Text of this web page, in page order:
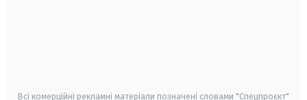
Всі комерційні рекламні матеріали позначені словами "Спецпроєкт"